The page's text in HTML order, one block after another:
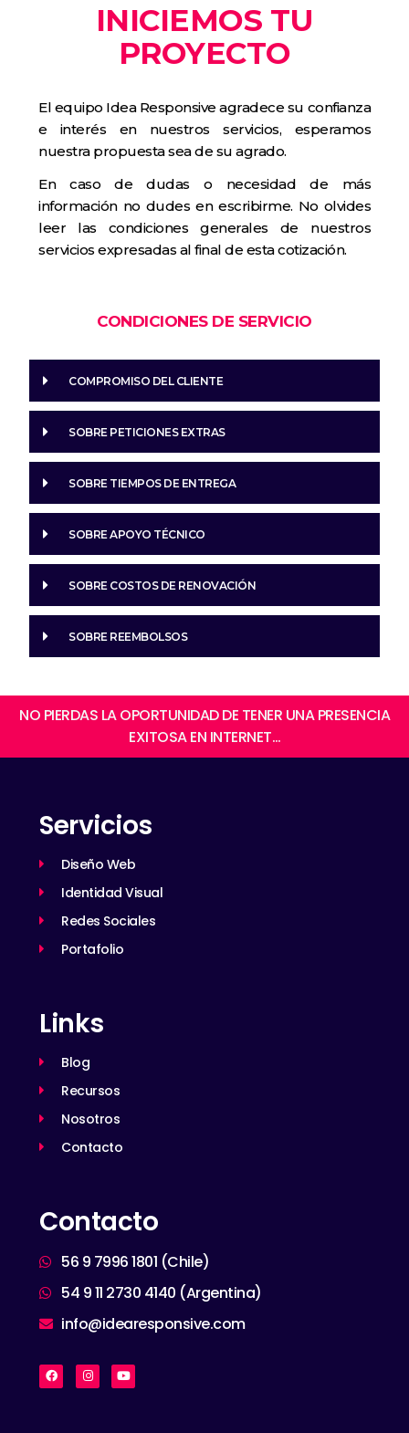
INICIEMOS TU
PROYECTO
El equipo Idea Responsive agradece su confianza
e interés en nuestros servicios, esperamos
nuestra propuesta sea de su agrado.
En caso de dudas o necesidad de más
información no dudes en escribirme. No olvides
leer las condiciones generales de nuestros
servicios expresadas al final de esta cotización.
CONDICIONES DE SERVICIO
COMPROMISO DEL CLIENTE
SOBRE PETICIONES EXTRAS
SOBRE TIEMPOS DE ENTREGA
SOBRE APOYO TÉCNICO
SOBRE COSTOS DE RENOVACIÓN
SOBRE REEMBOLSOS
NO PIERDAS LA OPORTUNIDAD DE TENER UNA PRESENCIA
EXITOSA EN INTERNET…
Servicios
Diseño Web
Identidad Visual
Redes Sociales
Portafolio
Links
Blog
Recursos
Nosotros
Contacto
Contacto
56 9 7996 1801 (Chile)
54 9 11 2730 4140 (Argentina)
info@idearesponsive.com